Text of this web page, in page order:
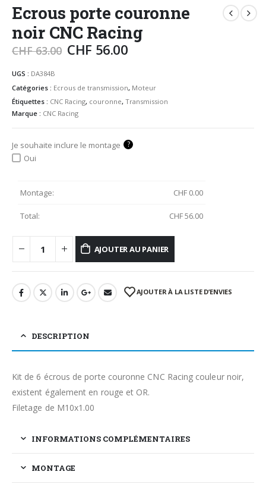
Ecrous porte couronne
noir CNC Racing
CHF63.00 CHF 56.00
UGS : DA384B
Catégories : Ecrous de transmission, Moteur
Étiquettes : CNC Racing, couronne, Transmission
Marque : CNC Racing
Je souhaite inclure le montage ?
Oui
Montage: CHF 0.00
Total: CHF56.00
AJOUTER AU PANIER
AJOUTER À LA LISTE D’ENVIES
DESCRIPTION
Kit de 6 écrous de porte couronne CNC Racing couleur noir,
existent également en rouge et OR.
Filetage de M10x1.00
INFORMATIONS COMPLÉMENTAIRES
MONTAGE